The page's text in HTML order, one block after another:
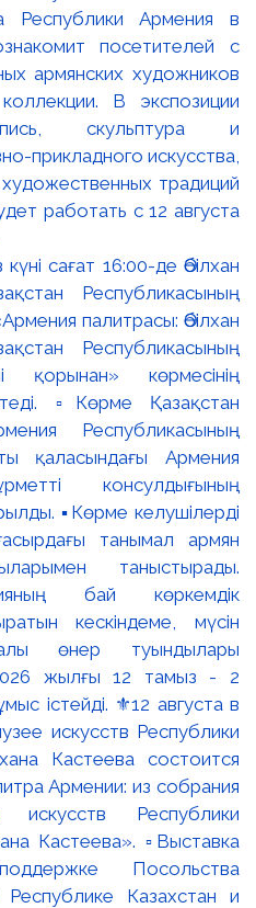
сағат 16:00-де Әбілхан
Республикасының
палитрасы: Әбілхан
Республикасының
көрмесінің
▫️Көрме Қазақстан
Республикасының
қаласындағы Армения
консулдығының
▪️Көрме келушілерді
танымал армян
таныстырады.
бай көркемдік
кескіндеме, мүсін
өнер туындылары
жылғы 12 тамыз - 2
істейді. ⚜️12 августа в
искусств Республики
Кастеева состоится
Армении: из собрания
искусств Республики
Кастеева». ▫️Выставка
Посольства
Казахстан и